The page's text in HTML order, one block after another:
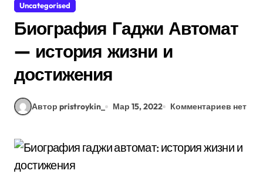
Uncategorised
Биография Гаджи Автомат
— история жизни и
достижения
Автор pristroykin_ Мар 15, 2022 Комментариев нет